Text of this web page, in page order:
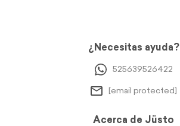
¿Necesitas ayuda?
525639526422
[email protected]
Acerca de Jüsto